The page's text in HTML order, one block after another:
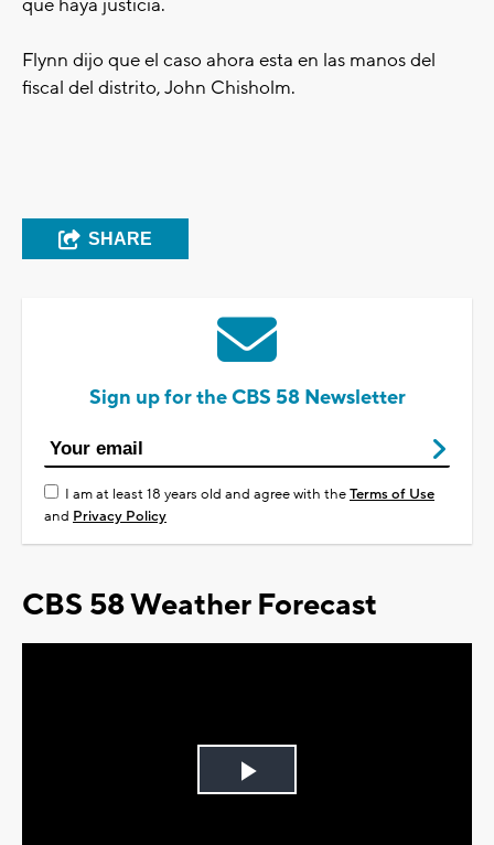
que haya justicia.
Flynn dijo que el caso ahora esta en las manos del
fiscal del distrito, John Chisholm.
SHARE
Sign up for the CBS 58 Newsletter
I am at least 18 years old and agree with theTerms of Use
and Privacy Policy
CBS 58 Weather Forecast
Play